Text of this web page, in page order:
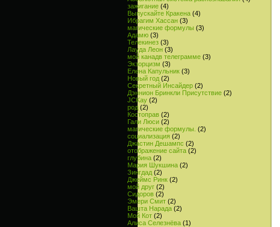
зажигание (4)
Выпускайте Кракена (4)
Ибрагим Хассан (3)
магические формулы (3)
Адамю (3)
Телекинез (3)
Лауда Леон (3)
мой канадв телеграмме (3)
Экзорцизм (3)
Елена Капульник (3)
Новый год (2)
Секретный Инсайдер (2)
Дэннион Бринкли Присутствие (2)
JCKay (2)
род (2)
Костоправ (2)
Гали Люси (2)
магические формулы. (2)
социализация (2)
Джастин Дешампс (2)
отображение сайта (2)
глубина (2)
Мария Шукшина (2)
Зингдад (2)
Джеймс Ринк (2)
мой друг (2)
Сидоров (2)
Эмери Смит (2)
Вашта Нарада (2)
Мой Кот (2)
Алиса Селезнёва (1)